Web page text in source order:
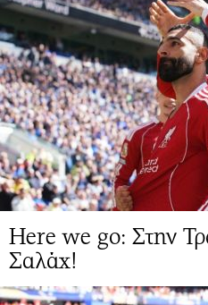
Here we go: Στην
Σαλάχ!